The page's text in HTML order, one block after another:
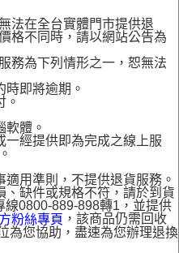
法在全台實體門市提供退
格不同時，請以網站公告為
務為下列情形之一，恕無法
即將逾期。
。
軟體。
一經提供即為完成之線上服
用準則，不提供退貨服務。
缺件或規格不符，請於到貨
0800-889-898轉1，並提供
粉絲專頁 ，該商品仍需回收
為您協助，盡速為您辦理退換